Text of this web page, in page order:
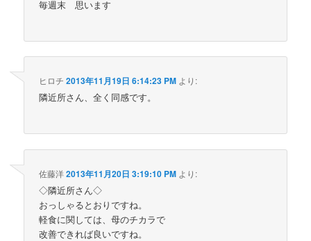
毎週末 思います
ヒロチ 2013年11月19日 6:14:23 PM より:
隣近所さん、全く同感です。
佐藤洋2013年11月20日 3:19:10 PM より:
◇隣近所さん◇
おっしゃるとおりですね。
軽食に関しては、母のチカラで
改善できれば良いですね。